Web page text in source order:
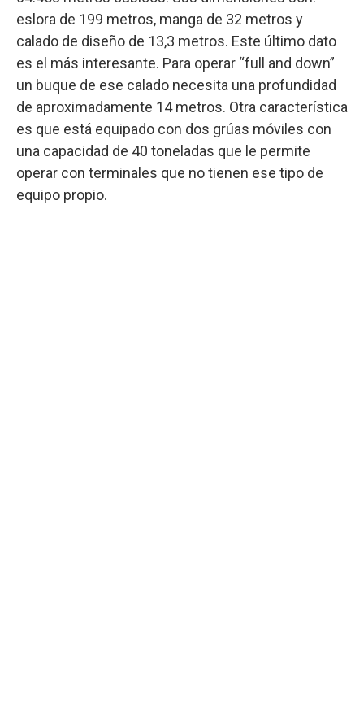
eslora de 199 metros, manga de 32 metros y
calado de diseño de 13,3 metros. Este último dato
es el más interesante. Para operar “full and down”
un buque de ese calado necesita una profundidad
de aproximadamente 14 metros. Otra característica
es que está equipado con dos grúas móviles con
una capacidad de 40 toneladas que le permite
operar con terminales que no tienen ese tipo de
equipo propio.